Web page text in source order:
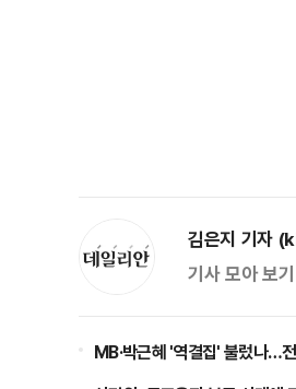
김은지 기자
기사 모아 보
MB·박근혜 '역결집' 불렀나…